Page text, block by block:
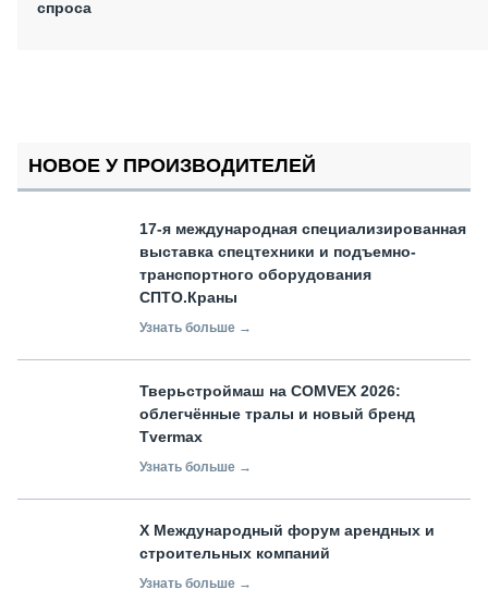
спроса
НОВОЕ У ПРОИЗВОДИТЕЛЕЙ
17-я международная специализированная
выставка спецтехники и подъемно-
транспортного оборудования
СПТО.Краны
Узнать больше →
Тверьстроймаш на COMVEX 2026:
облегчённые тралы и новый бренд
Tvermax
Узнать больше →
X Международный форум арендных и
строительных компаний
Узнать больше →